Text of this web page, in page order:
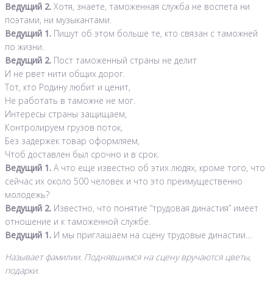
Ведущий 2. Хотя, знаете, таможенная служба не воспета ни
поэтами, ни музыкантами.
Ведущий 1. Пишут об этом больше те, кто связан с таможней
по жизни.
Ведущий 2. Пост таможенный страны не делит
И не рвет нити общих дорог.
Тот, кто Родину любит и ценит,
Не работать в таможне не мог.
Интересы страны защищаем,
Контролируем грузов поток,
Без задержек товар оформляем,
Чтоб доставлен был срочно и в срок.
Ведущий 1. А что еще известно об этих людях, кроме того, что
сейчас их около 500 человек и что это преимущественно
молодежь?
Ведущий 2. Известно, что понятие “трудовая династия” имеет
отношение и к таможенной службе.
Ведущий 1. И мы приглашаем на сцену трудовые династии…
Называет фамилии. Поднявшимся на сцену вручаются цветы,
подарки.